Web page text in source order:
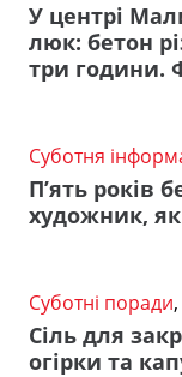
У центрі
люк: бетон
три години.
Суботня
П’ять років
художник,
Суботні поради,
Сіль для
огірки та